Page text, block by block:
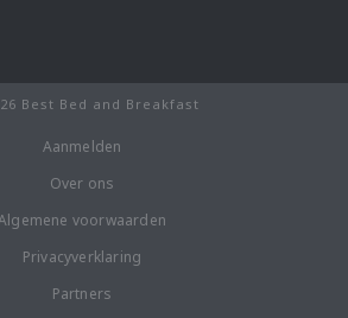
Best Bed and Breakfast
Aanmelden
Over ons
voorwaarden
Privacyverklaring
Partners